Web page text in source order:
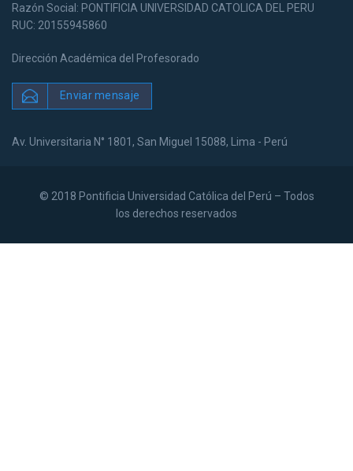
Razón Social: PONTIFICIA UNIVERSIDAD CATOLICA DEL PERU
RUC: 20155945860
Dirección Académica del Profesorado
Enviar mensaje
Av. Universitaria N° 1801, San Miguel 15088, Lima - Perú
© 2018 Pontificia Universidad Católica del Perú – Todos
los derechos reservados